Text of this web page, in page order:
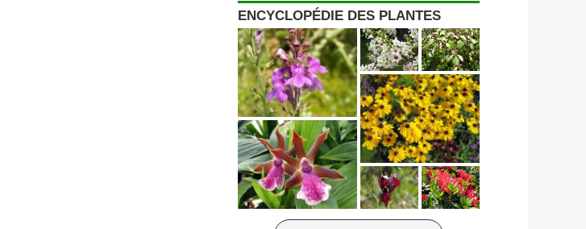
ENCYCLOPÉDIE DES PLANTES